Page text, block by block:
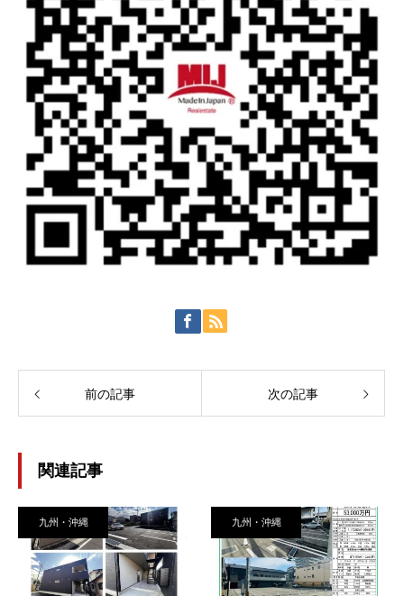
前の記事 次の記事
関連記事
九州・沖縄 九州・沖縄